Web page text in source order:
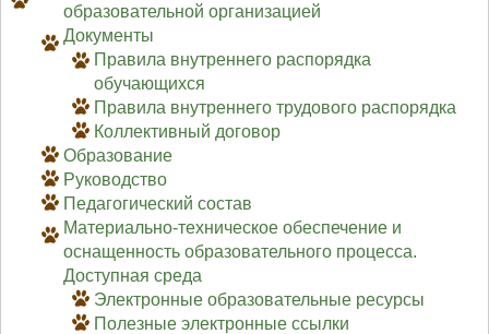
образовательной организацией
Документы
Правила внутреннего распорядка
обучающихся
Правила внутреннего трудового распорядка
Коллективный договор
Образование
Руководство
Педагогический состав
Материально-техническое обеспечение и
оснащенность образовательного процесса.
Доступная среда
Электронные образовательные ресурсы
Полезные электронные ссылки